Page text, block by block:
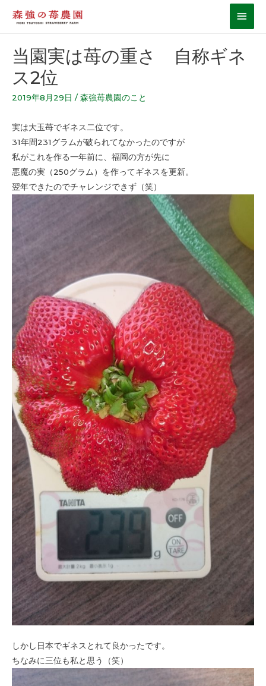
当園実は苺の重さ 自称ギネ
ス2位
2019年8月29日 / 森強苺農園のこと
実は大玉苺でギネス二位です。
31年間231グラムが破られてなかったのですが
私がこれを作る一年前に、福岡の方が先に
悪魔の実（250グラム）を作ってギネスを更新。
翌年できたのでチャレンジできず（笑）
しかし日本でギネスとれて良かったです。
ちなみに三位も私と思う（笑）